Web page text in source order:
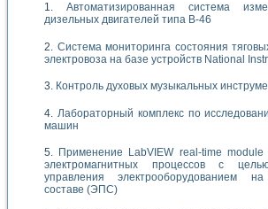
Автоматизированная система
дизельных двигателей типа В-46
Система мониторинга состояния
электровоза на базе устройств National
Контроль духовых музыкальных
Лабораторный комплекс по
машин
Применение LabVIEW real-time
электромагнитных процессов с
управления электрооборудованием на
составе (ЭПС)